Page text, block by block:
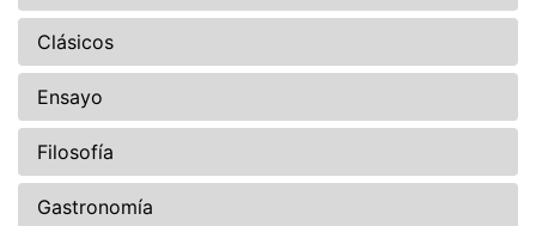
Clásicos
Ensayo
Filosofía
Gastronomía